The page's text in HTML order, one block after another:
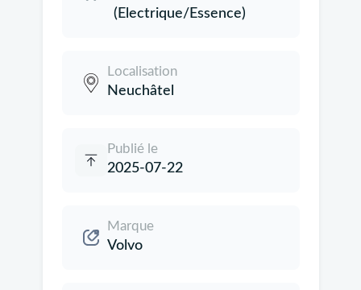
(Electrique/Essence)
Localisation
Neuchâtel
Publié le
2025-07-22
Marque
Volvo